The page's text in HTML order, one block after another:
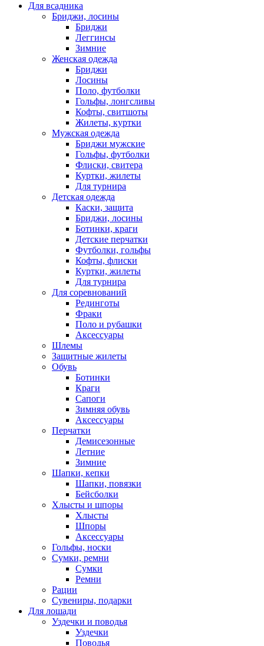
Для всадника
Бриджи, лосины
Бриджи
Леггинсы
Зимние
Женская одежда
Бриджи
Лосины
Поло, футболки
Гольфы, лонгсливы
Кофты, свитшоты
Жилеты, куртки
Мужская одежда
Бриджи мужские
Гольфы, футболки
Флиски, свитера
Куртки, жилеты
Для турнира
Детская одежда
Каски, защита
Бриджи, лосины
Ботинки, краги
Детские перчатки
Футболки, гольфы
Кофты, флиски
Куртки, жилеты
Для турнира
Для соревнований
Рединготы
Фраки
Поло и рубашки
Аксессуары
Шлемы
Защитные жилеты
Обувь
Ботинки
Краги
Сапоги
Зимняя обувь
Аксессуары
Перчатки
Демисезонные
Летние
Зимние
Шапки, кепки
Шапки, повязки
Бейсболки
Хлысты и шпоры
Хлысты
Шпоры
Аксессуары
Гольфы, носки
Сумки, ремни
Сумки
Ремни
Рации
Сувениры, подарки
Для лошади
Уздечки и поводья
Уздечки
Поводья